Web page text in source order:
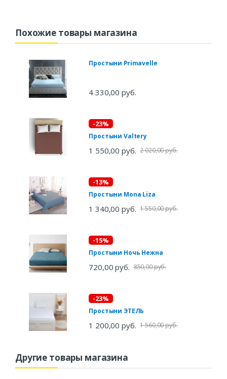
Похожие товары магазина
Простыни Primavelle
4 330,00 руб.
-23%
Простыни Valtery
1 550,00 руб. 2 020,00 руб.
-13%
Простыни Mona Liza
1 340,00 руб. 1 550,00 руб.
-15%
Простыни Ночь Нежна
720,00 руб. 850,00 руб.
-23%
Простыни ЭТЕЛЬ
1 200,00 руб. 1 560,00 руб.
Другие товары магазина